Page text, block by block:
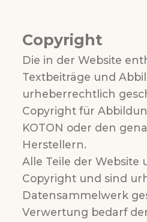
Copyright
Die in der Website
Textbeiträge und
urheberrechtlich
Copyright für
KOTON oder den
Herstellern.
Alle Teile der Website
Copyright und sind
Datensammelwerk
Verwertung bedarf